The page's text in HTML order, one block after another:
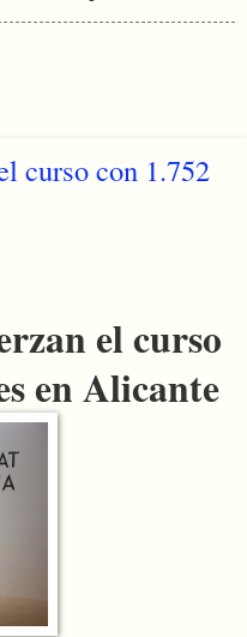
curso con 1.752
el curso
en Alicante